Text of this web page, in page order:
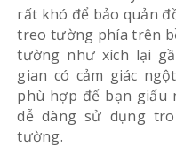
rất khó để bảo quản
treo tường phía trên
tường như xích lại
gian có cảm giác
phù hợp để bạn giấu
dễ dàng sử dụng
tường.